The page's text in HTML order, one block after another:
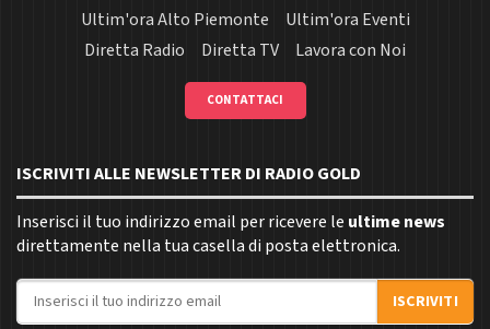
Ultim'ora Alto Piemonte
Ultim'ora Eventi
Diretta Radio
Diretta TV Lavora con Noi
CONTATTACI
ISCRIVITI ALLE NEWSLETTER DI RADIO GOLD
Inserisci il tuo indirizzo email per ricevere le ultime news
direttamente nella tua casella di posta elettronica.
Indirizzo email
ISCRIVITI